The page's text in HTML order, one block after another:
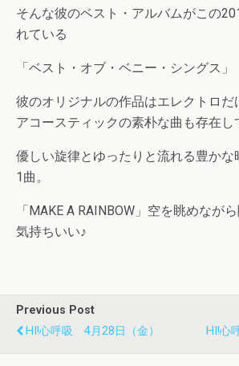
そんな彼のベスト・アルバムがこの
れている
「ベスト・オブ・ベニー・シングス」
彼のオリジナルの作品はエレクトロだ
アコースティックの素朴な曲も存在し
優しい旋律とゆったりと流れる豊かな
1曲。
「MAKE A RAINBOW」空を眺めなが
気持ちいい♪
Previous Post
HI!心呼吸 4月28日（金）
HI!心